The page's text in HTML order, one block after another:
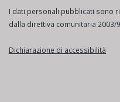
I dati personali pubblicati sono
dalla direttiva comunitaria 2003/
Dichiarazione di accessibilità